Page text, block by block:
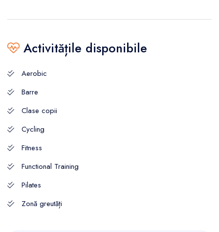
Activitățile disponibile
Aerobic
Barre
Clase copii
Cycling
Fitness
Functional Training
Pilates
Zonă greutăți